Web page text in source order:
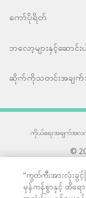
ကော်ပိုရိတ်
ဘလော့များနှင့်ဆောင်းပါ
ဆိုက်ကိုသတင်းအချ
ကိုယ်ရေးအချက်အလက်
©
33
“ကွတ်ကီးအားလုံးခွ
မှန်ကန်စွာနှင့် ထိရေ